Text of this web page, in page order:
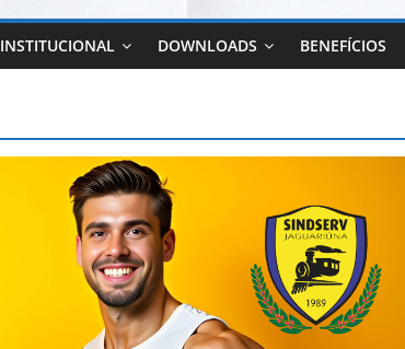
INSTITUCIONAL DOWNLOADS BENEFÍCIOS